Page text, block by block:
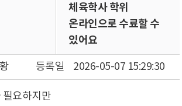
체육학사 학위
온라인으로 수료할 수
있어요
등록일 2026-05-07 15:29:30
필요하지만